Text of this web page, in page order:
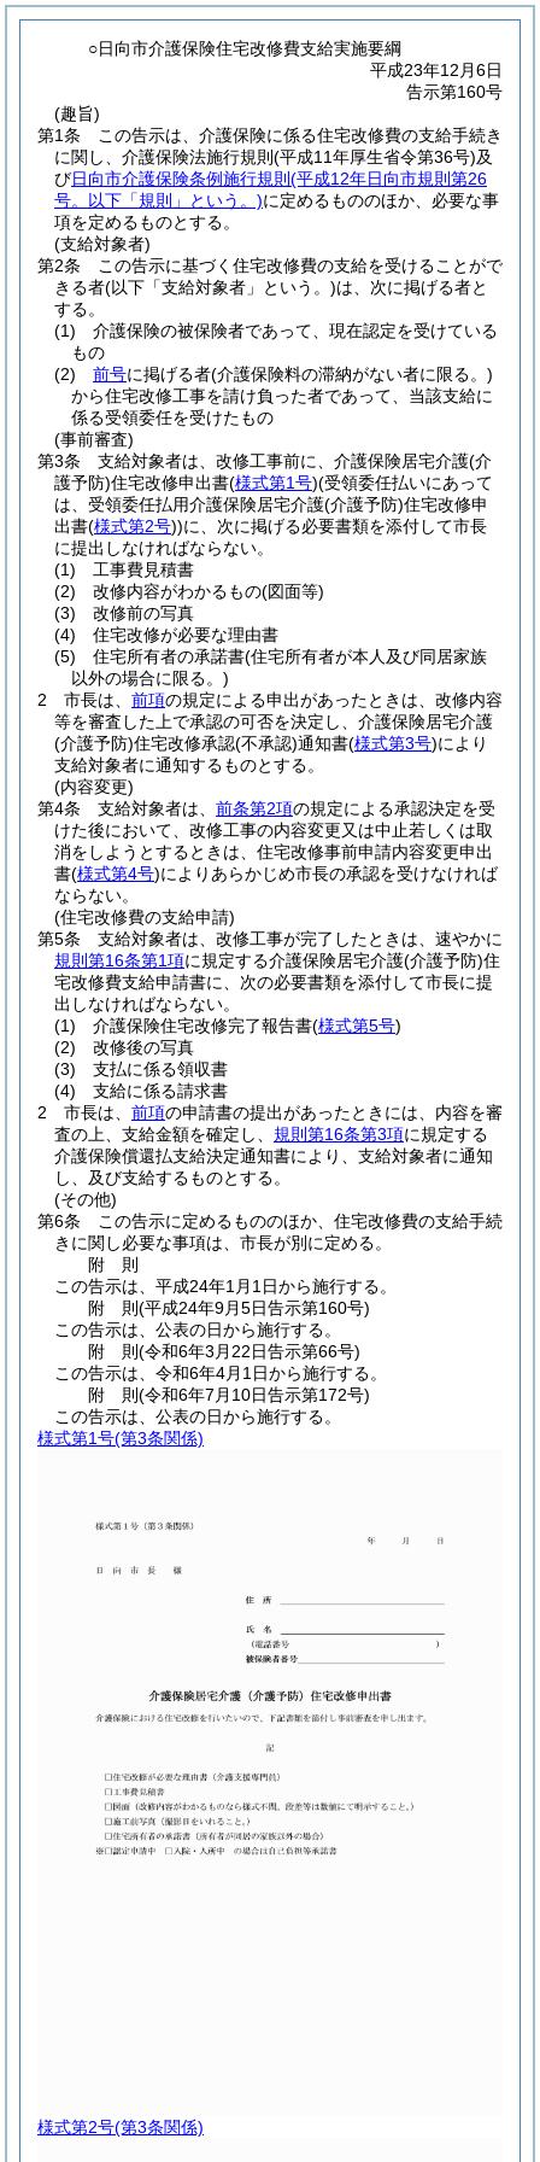
○日向市介護保険住宅改修費支給実施要綱
平成23年12月6日
告示第160号
(趣旨)
第1条
この告示は、介護保険に係る住宅改修費の支給手続き
に関し、介護保険法施行規則 (平成11年厚生省令第36号)及
び日向市介護保険条例施行規則 (平成12年日向市規則第26
号。以下「規則」という。)に定めるもののほか、必要な事
項を定めるものとする。
(支給対象者)
第2条
この告示に基づく住宅改修費の支給を受けることがで
きる者(以下「支給対象者」という。)は、次に掲げる者と
する。
(1)
介護保険の被保険者であって、現在認定を受けている
もの
(2)
前号に掲げる者(介護保険料の滞納がない者に限る。)
から住宅改修工事を請け負った者であって、当該支給に
係る受領委任を受けたもの
(事前審査)
第3条
支給対象者は、改修工事前に、介護保険居宅介護(介
護予防)住宅改修申出書(様式第1号)(受領委任払いにあって
は、受領委任払用介護保険居宅介護(介護予防)住宅改修申
出書(様式第2号))に、次に掲げる必要書類を添付して市長
に提出しなければならない。
(1)
工事費見積書
(2)
改修内容がわかるもの(図面等)
(3)
改修前の写真
(4)
住宅改修が必要な理由書
(5)
住宅所有者の承諾書(住宅所有者が本人及び同居家族
以外の場合に限る。)
2
市長は、 前項の規定による申出があったときは、改修内容
等を審査した上で承認の可否を決定し、介護保険居宅介護
(介護予防)住宅改修承認(不承認)通知書(様式第3号)により
支給対象者に通知するものとする。
(内容変更)
第4条
支給対象者は、 前条第2項の規定による承認決定を受
けた後において、改修工事の内容変更又は中止若しくは取
消をしようとするときは、住宅改修事前申請内容変更申出
書(様式第4号)によりあらかじめ市長の承認を受けなければ
ならない。
(住宅改修費の支給申請)
第5条
支給対象者は、改修工事が完了したときは、速やかに
規則第16条第1項に規定する介護保険居宅介護(介護予防)住
宅改修費支給申請書に、次の必要書類を添付して市長に提
出しなければならない。
(1)
介護保険住宅改修完了報告書(様式第5号)
(2)
改修後の写真
(3)
支払に係る領収書
(4)
支給に係る請求書
2
市長は、 前項の申請書の提出があったときには、内容を審
査の上、支給金額を確定し、 規則第16条第3項に規定する
介護保険償還払支給決定通知書により、支給対象者に通知
し、及び支給するものとする。
(その他)
第6条
この告示に定めるもののほか、住宅改修費の支給手続
きに関し必要な事項は、市長が別に定める。
附 則
この告示は、平成24年1月1日から施行する。
附 則(平成24年9月5日告示第160号)
この告示は、公表の日から施行する。
附 則(令和6年3月22日告示第66号)
この告示は、令和6年4月1日から施行する。
附 則(令和6年7月10日告示第172号)
この告示は、公表の日から施行する。
様式第1号(第3条関係)
様式第2号(第3条関係)